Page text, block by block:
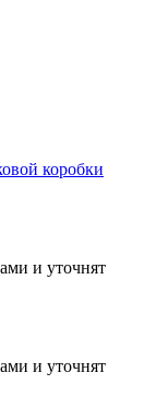
коробки
и уточнят
и уточнят